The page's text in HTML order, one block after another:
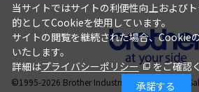
©1995-2026 Brother Industries, Ltd. / Brother
当サイトではサイトの利便性向上および
的としてCookieを使用しています。
サイトの閲覧を継続された場合、Cookie
いたします。
詳細はプライバシーポリシー
をご確認
承諾する